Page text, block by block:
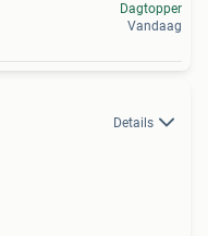
Dagtopper
Vandaag
Details